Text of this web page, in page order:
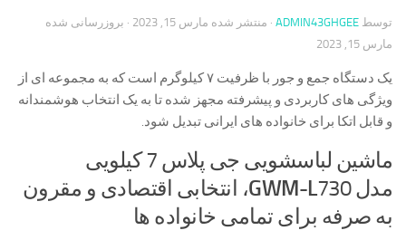
توسط ADMIN43GHGEE · منتشر شده مارس 15, 2023
· بروزرسانی شده
مارس 15, 2023
یک دستگاه جمع و جور با ظرفیت ۷ کیلوگرم است که به مجموعه ای از
ویژگی های کاربردی و پیشرفته مجهز شده تا به یک انتخاب هوشمندانه
و قابل اتکا برای خانواده های ایرانی تبدیل شود.
ماشین لباسشویی جی پلاس 7 کیلویی
مدل
GWM-L730، انتخابی اقتصادی و مقرون
به صرفه برای تمامی خانواده ها